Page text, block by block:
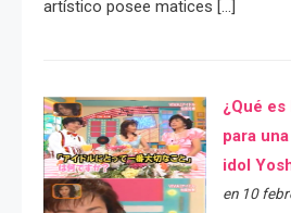
artístico posee matices […]
¿Qué
para
idol
en 10